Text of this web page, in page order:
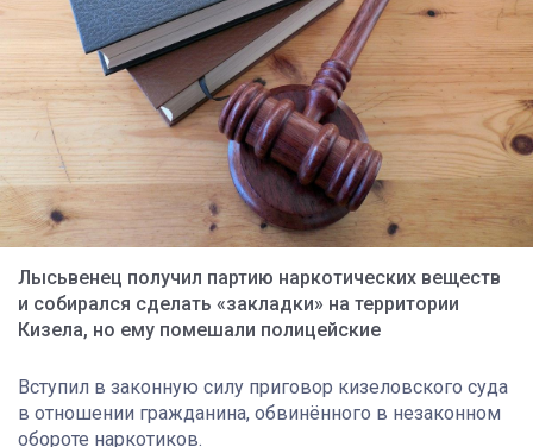
Лысьвенец получил партию наркотических веществ
и собирался сделать «закладки» на территории
Кизела, но ему помешали полицейские
Вступил в законную силу приговор кизеловского суда
в отношении гражданина, обвинённого в незаконном
обороте наркотиков.